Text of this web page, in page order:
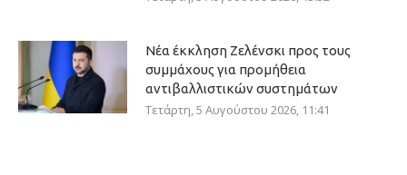
Νέα έκκληση Ζελένσκι προς τους
συμμάχους για προμήθεια
αντιβαλλιστικών συστημάτων
Τετάρτη, 5 Αυγούστου 2026, 11:41